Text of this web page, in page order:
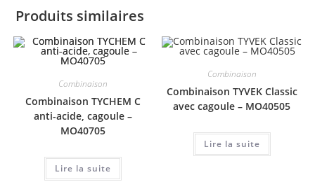
Produits similaires
Combinaison
Combinaison TYCHEM C
anti-acide, cagoule –
MO40705
Lire la suite
Combinaison
Combinaison TYVEK Classic
avec cagoule – MO40505
Lire la suite